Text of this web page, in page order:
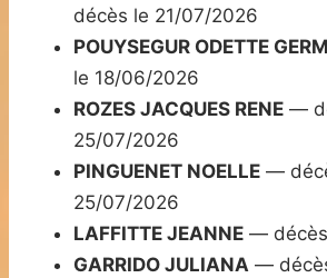
décès le 21/07/2026
POUYSEGUR ODETTE
le 18/06/2026
ROZES JACQUES RENE —
25/07/2026
PINGUENET NOELLE —
25/07/2026
LAFFITTE JEANNE —
GARRIDO JULIANA —